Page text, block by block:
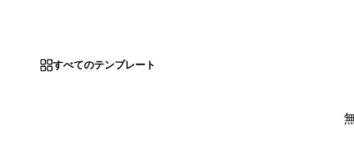
すべてのテンプレート